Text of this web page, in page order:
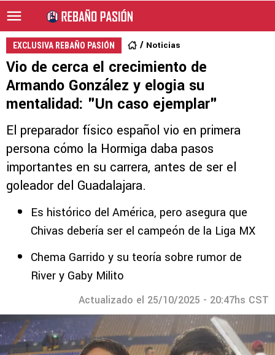
EXCLUSIVA REBAÑO PASIÓN Noticias
Vio de cerca el crecimiento de
Armando González y elogia su
mentalidad: "Un caso ejemplar"
El preparador físico español vio en primera
persona cómo la Hormiga daba pasos
importantes en su carrera, antes de ser el
goleador del Guadalajara.
Es histórico del América, pero asegura que
Chivas debería ser el campeón de la Liga MX
Chema Garrido y su teoría sobre rumor de
River y Gaby Milito
Actualizado el 25/10/2025 - 20:47hs CST